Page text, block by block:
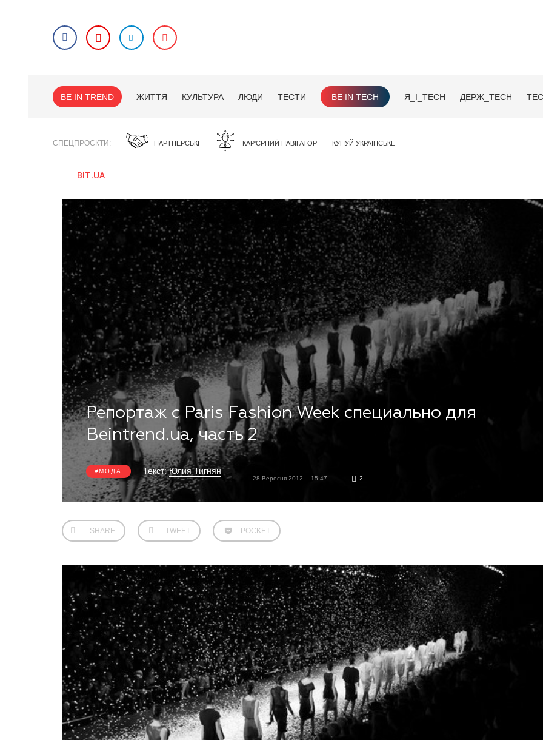
BE IN TREND ЖИТТЯ КУЛЬТУРА ЛЮДИ ТЕСТИ BE IN TECH Я_І_TECH ДЕРЖ_TECH
СПЕЦПРОЄКТИ ПАРТНЕРСЬКІ КАР'ЄРНИЙ НАВІГАТОР КУПУЙ УКРАЇНСЬКЕ
BIT.UA
Репортаж с Paris Fashion Week специально для
Beintrend.ua, часть 2
МОДА Текст:Юлия Тигнян
28 Вересня 2012 15:47 2
SHARE TWEET POCKET